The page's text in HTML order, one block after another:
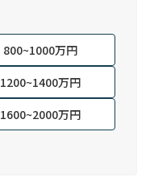
800~1000万円
1200~1400万円
1600~2000万円